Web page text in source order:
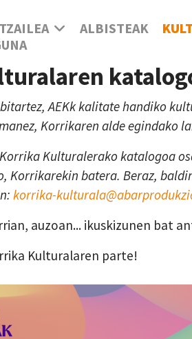
ALBISTEAK
AEKk kalitate handiko
Korrikaren alde egindako
Kulturalerako katalogoa
Korrikarekin batera. Beraz,
korrika-
auzoan... ikuskizunen bat
Kulturalaren parte!